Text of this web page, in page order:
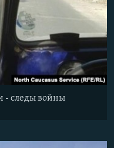
- следы войны